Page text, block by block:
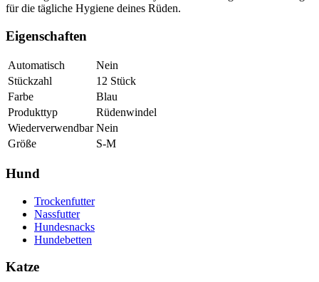
für die tägliche Hygiene deines Rüden.
Eigenschaften
Automatisch
Nein
Stückzahl
12 Stück
Farbe
Blau
Produkttyp
Rüdenwindel
Wiederverwendbar Nein
Größe
S-M
Hund
Trockenfutter
Nassfutter
Hundesnacks
Hundebetten
Katze